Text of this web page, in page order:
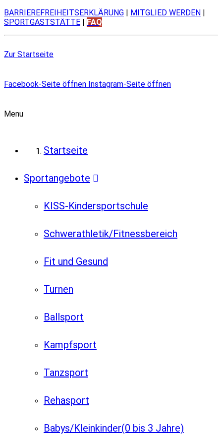
BARRIEREFREIHEITSERKLÄRUNG | MITGLIED WERDEN |
SPORTGASTSTÄTTE | FAQ
Zur Startseite
Facebook-Seite öffnen Instagram-Seite öffnen
Menu
Startseite
Sportangebote
KISS-Kindersportschule
Schwerathletik/Fitnessbereich
Fit und Gesund
Turnen
Ballsport
Kampfsport
Tanzsport
Rehasport
Babys/Kleinkinder(0 bis 3 Jahre)